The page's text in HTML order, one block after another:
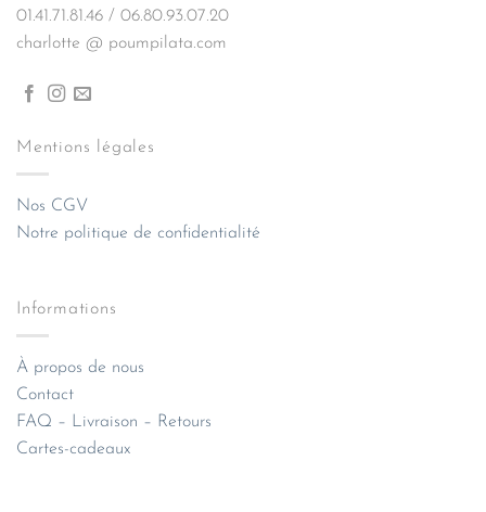
01.41.71.81.46 / 06.80.93.07.20
charlotte @ poumpilata.com
Mentions légales
Nos CGV
Notre politique de confidentialité
Informations
À propos de nous
Contact
FAQ – Livraison – Retours
Cartes-cadeaux